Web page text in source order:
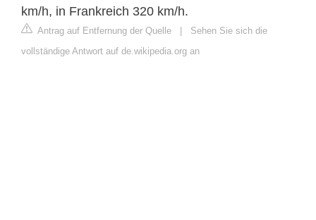
km/h, in Frankreich 320 km/h.
Antrag auf Entfernung der Quelle | Sehen Sie sich die
vollständige Antwort auf de.wikipedia.org an